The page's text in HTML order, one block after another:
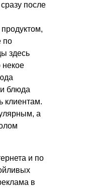
после
по
здесь
блюда
клиентам.
а
и по
в